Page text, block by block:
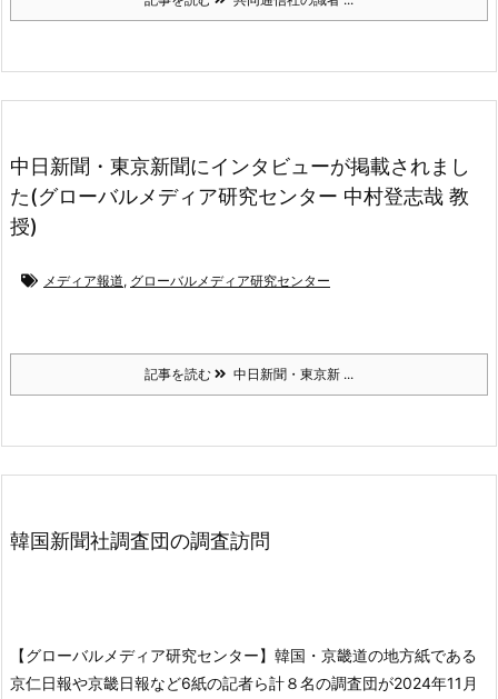
中日新聞・東京新聞にインタビューが掲載されまし
た(グローバルメディア研究センター 中村登志哉 教
授)
メディア報道, グローバルメディア研究センター
記事を読む 中日新聞・東京新 ...
韓国新聞社調査団の調査訪問
【グローバルメディア研究センター】韓国・京畿道の地方紙である
京仁日報や京畿日報など6紙の記者ら計８名の調査団が2024年11月